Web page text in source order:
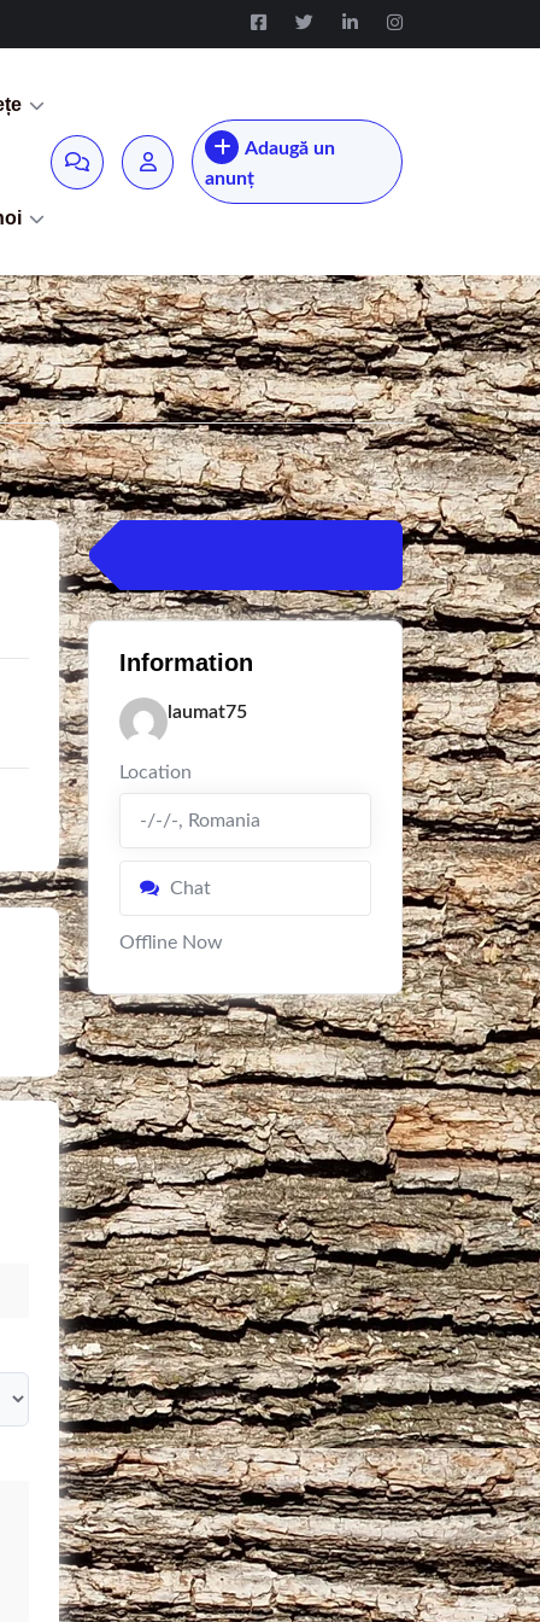
Adaugă un
anunț
Information
laumat75
Location
-/-/-, Romania
Chat
Offline Now